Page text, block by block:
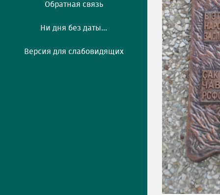
Обратная связь
Ни дня без даты...
Версия для слабовидящих